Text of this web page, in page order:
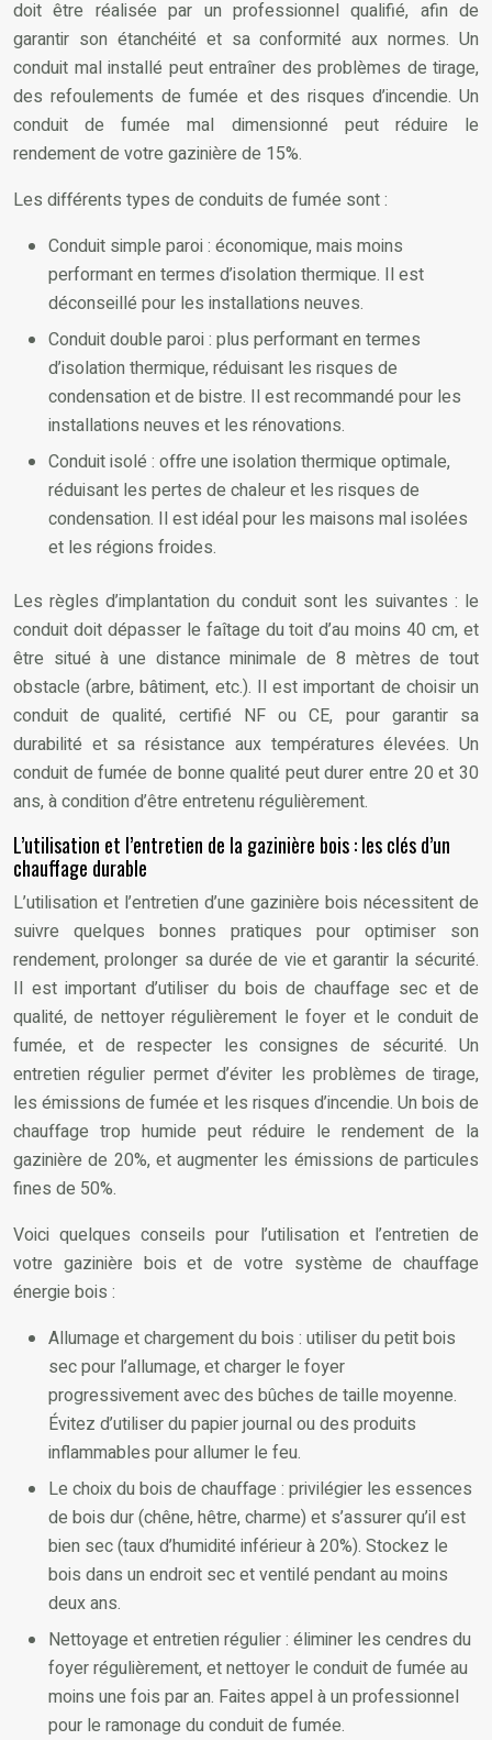
doit être réalisée par un professionnel qualifié, afin de
garantir son étanchéité et sa conformité aux normes. Un
conduit mal installé peut entraîner des problèmes de tirage,
des refoulements de fumée et des risques d’incendie. Un
conduit de fumée mal dimensionné peut réduire le
rendement de votre gazinière de 15%.
Les différents types de conduits de fumée sont :
Conduit simple paroi : économique, mais moins
performant en termes d’isolation thermique. Il est
déconseillé pour les installations neuves.
Conduit double paroi : plus performant en termes
d’isolation thermique, réduisant les risques de
condensation et de bistre. Il est recommandé pour les
installations neuves et les rénovations.
Conduit isolé : offre une isolation thermique optimale,
réduisant les pertes de chaleur et les risques de
condensation. Il est idéal pour les maisons mal isolées
et les régions froides.
Les règles d’implantation du conduit sont les suivantes : le
conduit doit dépasser le faîtage du toit d’au moins 40 cm, et
être situé à une distance minimale de 8 mètres de tout
obstacle (arbre, bâtiment, etc.). Il est important de choisir un
conduit de qualité, certifié NF ou CE, pour garantir sa
durabilité et sa résistance aux températures élevées. Un
conduit de fumée de bonne qualité peut durer entre 20 et 30
ans, à condition d’être entretenu régulièrement.
L’utilisation et l’entretien de la gazinière bois : les clés d’un
chauffage durable
L’utilisation et l’entretien d’une gazinière bois nécessitent de
suivre quelques bonnes pratiques pour optimiser son
rendement, prolonger sa durée de vie et garantir la sécurité.
Il est important d’utiliser du bois de chauffage sec et de
qualité, de nettoyer régulièrement le foyer et le conduit de
fumée, et de respecter les consignes de sécurité. Un
entretien régulier permet d’éviter les problèmes de tirage,
les émissions de fumée et les risques d’incendie. Un bois de
chauffage trop humide peut réduire le rendement de la
gazinière de 20%, et augmenter les émissions de particules
fines de 50%.
Voici quelques conseils pour l’utilisation et l’entretien de
votre gazinière bois et de votre système de chauffage
énergie bois :
Allumage et chargement du bois : utiliser du petit bois
sec pour l’allumage, et charger le foyer
progressivement avec des bûches de taille moyenne.
Évitez d’utiliser du papier journal ou des produits
inflammables pour allumer le feu.
Le choix du bois de chauffage : privilégier les essences
de bois dur (chêne, hêtre, charme) et s’assurer qu’il est
bien sec (taux d’humidité inférieur à 20%). Stockez le
bois dans un endroit sec et ventilé pendant au moins
deux ans.
Nettoyage et entretien régulier : éliminer les cendres du
foyer régulièrement, et nettoyer le conduit de fumée au
moins une fois par an. Faites appel à un professionnel
pour le ramonage du conduit de fumée.